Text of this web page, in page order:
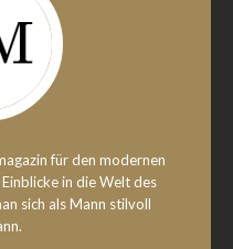
für den modernen
in die Welt des
sich als Mann stilvoll